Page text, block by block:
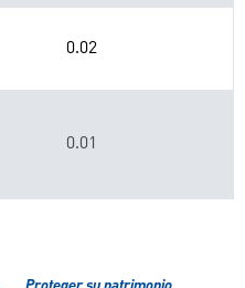
0.02
0.01